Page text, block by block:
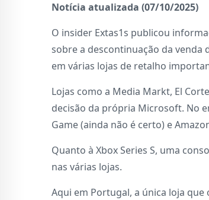
Notícia atualizada (07/10/2025)
O insider Extas1s publicou
sobre a descontinuação da venda
em várias lojas de retalho
Lojas como a Media Markt, El
decisão da própria Microsoft. No
Game (ainda não é certo) e
Quanto à Xbox Series S, uma
nas várias lojas.
Aqui em Portugal, a única loja